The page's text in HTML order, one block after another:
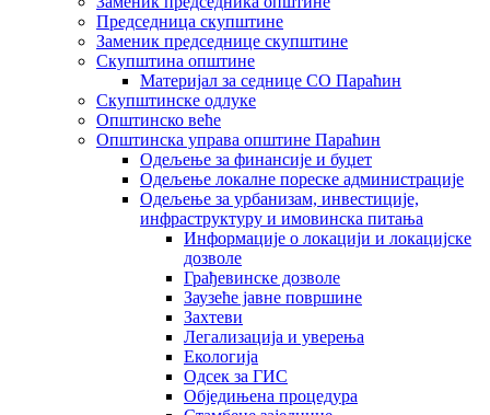
Председница скупштине
Заменик председнице скупштине
Скупштина општине
Материјал за седнице СО Параћин
Скупштинске одлуке
Општинско веће
Општинска управа општине Параћин
Одељење за финансије и буџет
Одељење локалне пореске администрације
Одељење за урбанизам, инвестиције,
инфраструктуру и имовинска питања
Информације о локацији и локацијске
дозволе
Грађевинске дозволе
Заузеће јавне површине
Захтеви
Легализација и уверења
Екологија
Одсек за ГИС
Обједињена процедура